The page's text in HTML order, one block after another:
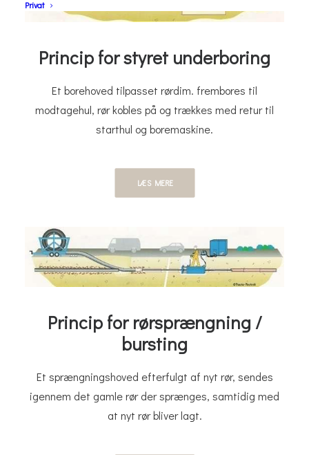
Privat
Princip for styret underboring​
Et borehoved tilpasset rørdim. frembores til
modtagehul, rør kobles på og trækkes med retur til
starthul og boremaskine.
LÆS MERE
Princip for rørsprængning /
bursting​
Et sprængningshoved efterfulgt af nyt rør, sendes
igennem det gamle rør der sprænges, samtidig med
at nyt rør bliver lagt.